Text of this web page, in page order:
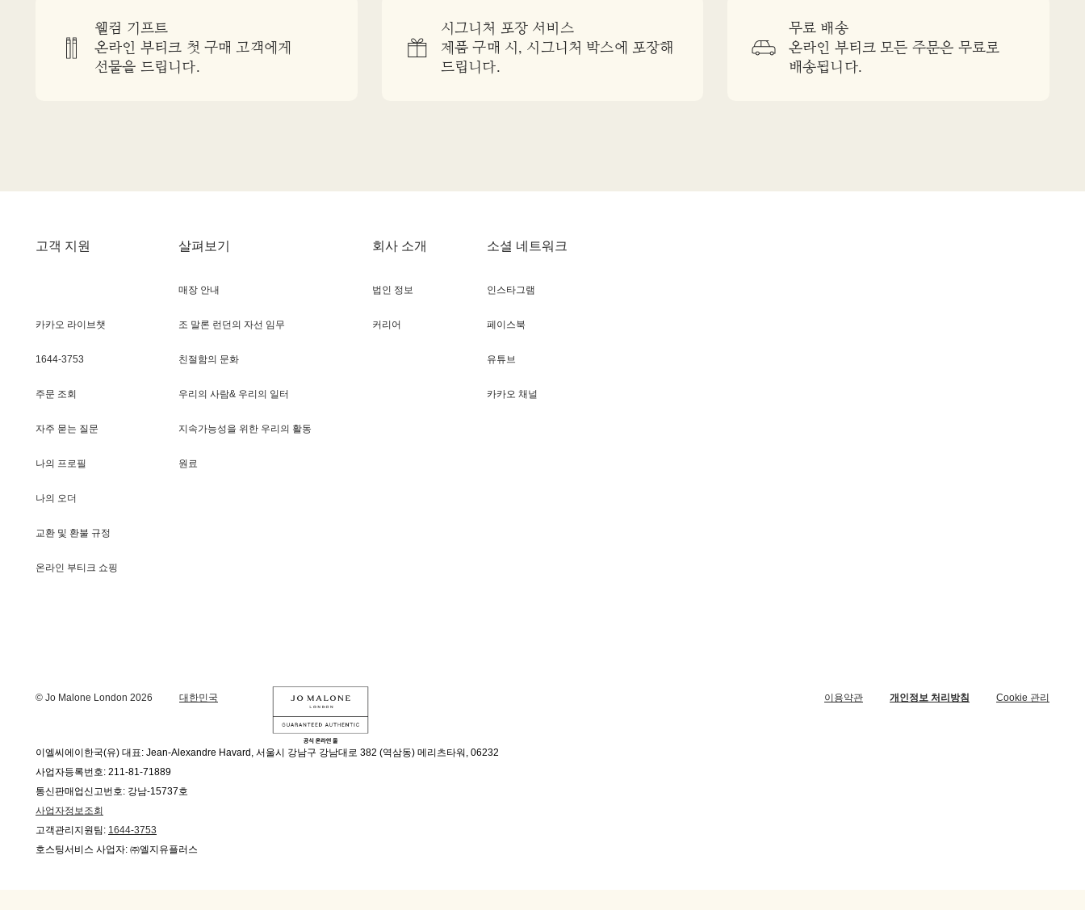
웰컴 기프트
온라인 부티크 첫 구매 고객에게
선물을 드립니다.
시그니처 포장 서비스
제품 구매 시, 시그니처 박스에 포장해
드립니다.
무료 배송
온라인 부티크 모든 주문은 무료로
배송됩니다.
고객 지원
카카오 라이브챗
1644-3753
주문 조회
자주 묻는 질문
나의 프로필
나의 오더
교환 및 환불 규정
온라인 부티크 쇼핑
살펴보기
매장 안내
조 말론 런던의 자선 임무
친절함의 문화
우리의 사람& 우리의 일터
지속가능성을 위한 우리의 활동
원료
회사 소개
법인 정보
커리어
소셜 네트워크
인스타그램
페이스북
유튜브
카카오 채널
대한민국 이용약관 개인정보 처리방침 Cookie 관리
© Jo Malone London 2026
이엘씨에이한국(유) 대표: Jean-Alexandre Havard, 서울시 강남구 강남대로 382 (역삼동) 메리츠타워, 06232
사업자등록번호: 211-81-71889
통신판매업신고번호: 강남-15737호
사업자정보조회
고객관리지원팀: 1644-3753
호스팅서비스 사업자: ㈜엘지유플러스